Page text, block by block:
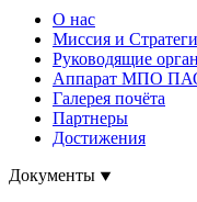
О нас
Миссия и
Руководящие
Аппарат МПО
Галерея почёта
Партнеры
Достижения
Документы